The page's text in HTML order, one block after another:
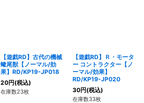
【遊戯RD】古代の機械
蠍尾獣【ノーマル/効
果】RD/KP19-JP018
20円(税込)
在庫数23枚
【遊戯RD】Ｒ・モータ
ー コントラクター【ノ
ーマル/効果】
RD/KP19-JP020
30円(税込)
在庫数33枚